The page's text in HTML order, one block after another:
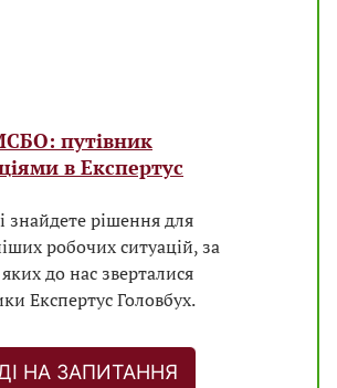
путівник
в Експертус
знайдете рішення для
робочих ситуацій, за
до нас зверталися
Експертус Головбух.
НА ЗАПИТАННЯ